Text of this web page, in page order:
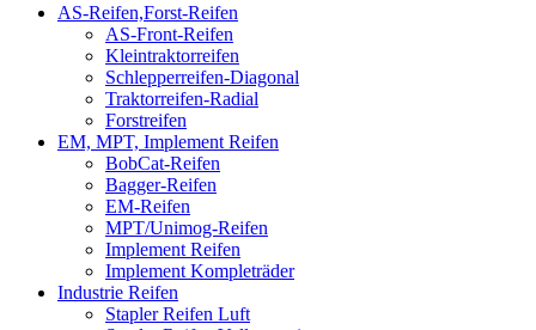
AS-Reifen,Forst-Reifen
AS-Front-Reifen
Kleintraktorreifen
Schlepperreifen-Diagonal
Traktorreifen-Radial
Forstreifen
EM, MPT, Implement Reifen
BobCat-Reifen
Bagger-Reifen
EM-Reifen
MPT/Unimog-Reifen
Implement Reifen
Implement Kompleträder
Industrie Reifen
Stapler Reifen Luft